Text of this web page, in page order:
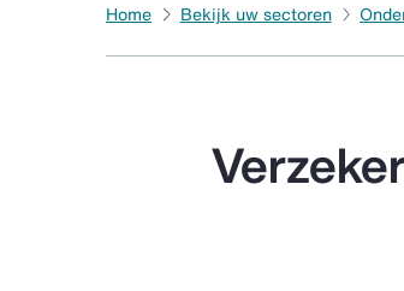
Home Bekijk uw sectoren